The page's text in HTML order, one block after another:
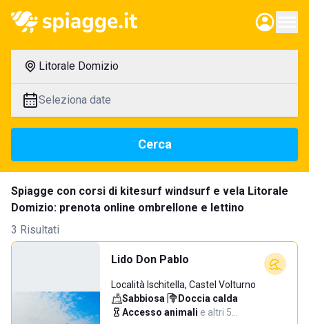
Litorale Domizio
Seleziona date
Cerca
Spiagge con corsi di kitesurf windsurf e vela Litorale
Domizio: prenota online ombrellone e lettino
3 Risultati
Lido Don Pablo
Località Ischitella, Castel Volturno
Sabbiosa· Doccia calda·
Accesso animali·e altri 5…